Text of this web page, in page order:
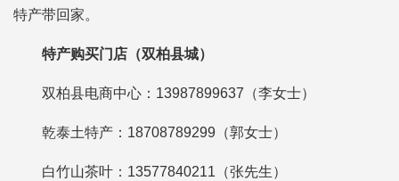
特产带回家。
特产购买门店（双柏县城）
双柏县电商中心：13987899637（李女士）
乾泰土特产：18708789299（郭女士）
白竹山茶叶：13577840211（张先生）